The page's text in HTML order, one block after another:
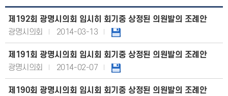
제192회 광명시의회 임시히 회기중 상정된 의원발의 조례안
광명시의회
2014-03-13
제191회 광명시의회 임시회 회기중 상정된 의원발의 조례안
광명시의회
2014-02-07
제190회 광명시의회 임시회 회기중 상정된 의원발의 조례안